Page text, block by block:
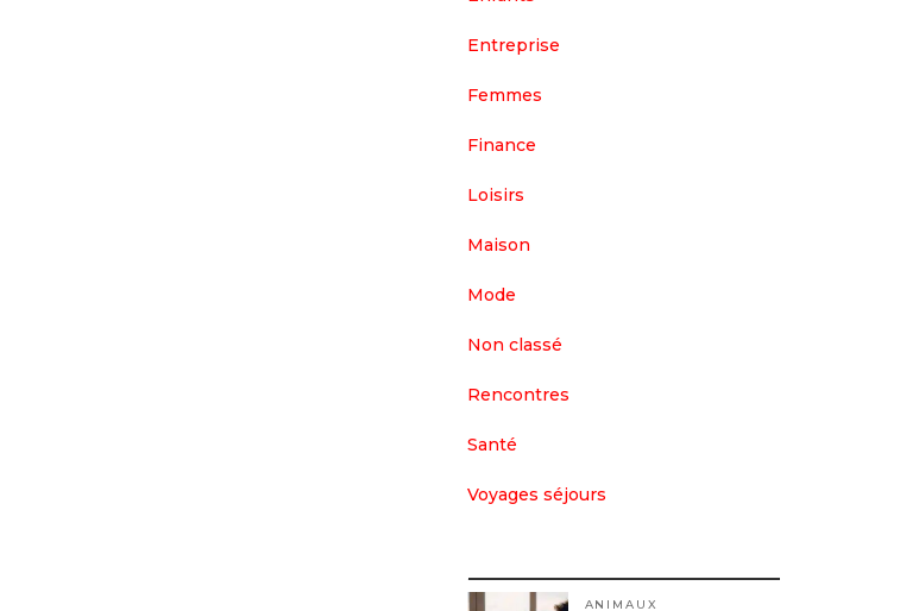
Entreprise
Femmes
Finance
Loisirs
Maison
Mode
Non classé
Rencontres
Santé
Voyages séjours
ANIMAUX